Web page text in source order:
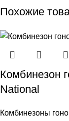
Похожие
Комбинезон
National
Комбинезоны